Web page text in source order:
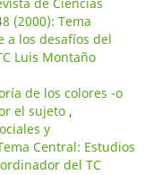
(2000): Tema
a los desafíos del
Luis Montaño
de los colores -o
el sujeto ,
y
Central: Estudios
del TC